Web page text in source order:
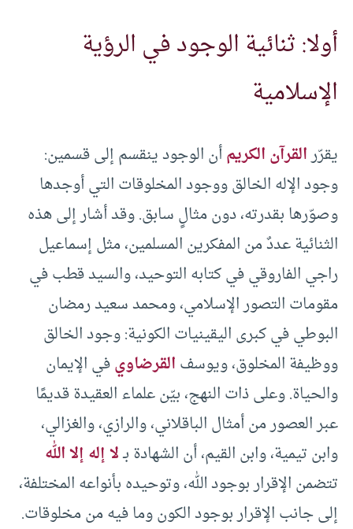
أولا: ثنائية الوجود في الرؤية
الإسلامية
يقرّرالقرآن الكريمأن الوجود ينقسم إلى قسمين:
وجود الإله الخالق ووجود المخلوقات التي أوجدها
وصوّرها بقدرته، دون مثالٍ سابق. وقد أشار إلى هذه
الثنائية عددٌ من المفكرين المسلمين، مثل إسماعيل
راجي الفاروقي في كتابه التوحيد، والسيد قطب في
مقومات التصور الإسلامي، ومحمد سعيد رمضان
البوطي في كبرى اليقينيات الكونية: وجود الخالق
ووظيفة المخلوق، ويوسفالقرضاويفي الإيمان
والحياة. وعلى ذات النهج، بيّن علماء العقيدة قديمًا
عبر العصور من أمثال الباقلاني، والرازي، والغزالي،
وابن تيمية، وابن القيم، أن الشهادة بـلا إله إلا الله
تتضمن الإقرار بوجود الله، وتوحيده بأنواعه المختلفة،
إلى جانب الإقرار بوجود الكون وما فيه من مخلوقات.